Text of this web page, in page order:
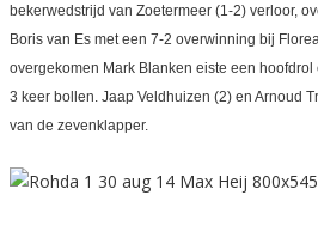
bekerwedstrijd van Zoetermeer (1-2) verloor,
Boris van Es met een 7-2 overwinning bij
overgekomen Mark Blanken eiste een
3 keer bollen. Jaap Veldhuizen (2) en Arnoud
van de zevenklapper.